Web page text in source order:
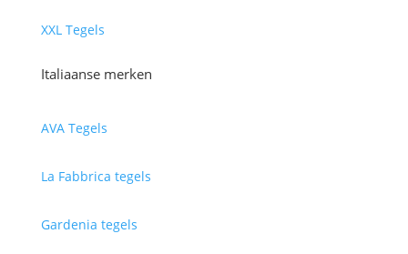
XXL Tegels
Italiaanse merken
AVA Tegels
La Fabbrica tegels
Gardenia tegels